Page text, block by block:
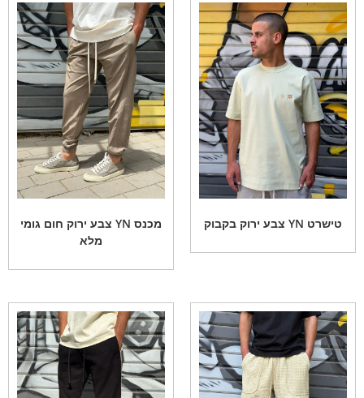
טישרט YN צבע ירוק בקבוק
מכנס YN צבע ירוק חום גומי
מלא